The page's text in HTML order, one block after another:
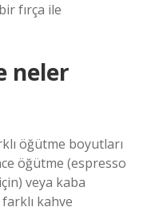
fırça ile
neler
öğütme boyutları
öğütme (espresso
veya kaba
kahve